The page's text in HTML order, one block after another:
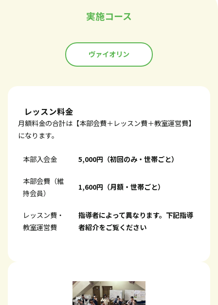
実施コース
ヴァイオリン
レッスン料金
月額料金の合計は【本部会費＋レッスン費＋教室運営費】
になります。
本部入会金 5,000円（初回のみ・世帯ごと）
本部会費（維
持会員）
1,600円（月額・世帯ごと）
レッスン費・
教室運営費
指導者によって異なります。下記指導
者紹介をご覧ください